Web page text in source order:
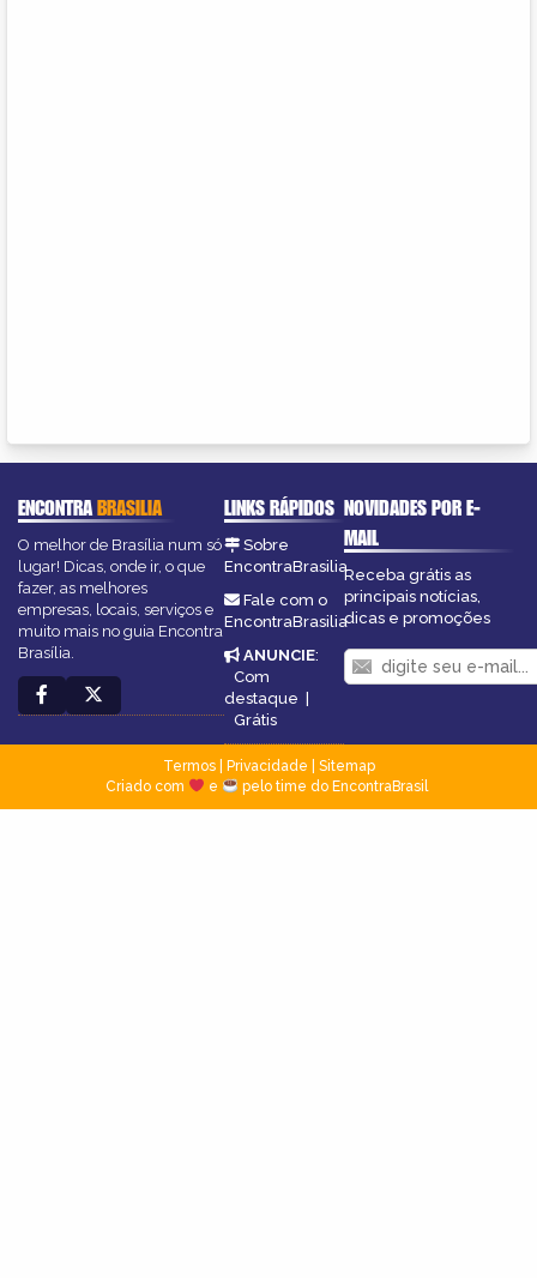
ENCONTRABRASILIA
O melhor de Brasília num só
lugar! Dicas, onde ir, o que
fazer, as melhores
empresas, locais, serviços e
muito mais no guia Encontra
Brasília.
LINKS RÁPIDOS
Sobre
EncontraBrasilia
Fale com o
EncontraBrasilia
ANUNCIE:
Com
destaque |
Grátis
NOVIDADES POR E-
MAIL
Receba grátis as
principais notícias,
dicas e promoções
Termos| Privacidade
Sitemap
Criado com
e pelo time do EncontraBrasil